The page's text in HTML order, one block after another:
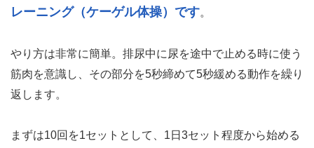
レーニング（ケーゲル体操）です。
やり方は非常に簡単。排尿中に尿を途中で止める時に使う
筋肉を意識し、その部分を5秒締めて5秒緩める動作を繰り
返します。
まずは10回を1セットとして、1日3セット程度から始める